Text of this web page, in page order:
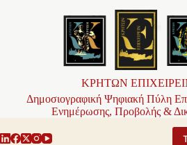
ΚΡΗΤΩΝ
Δημοσιογραφική Ψηφιακή Πύλη
Ενημέρωσης, Προβολής &